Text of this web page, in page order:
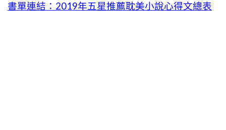
書單連結：2019年五星推薦耽美小說心得文總表